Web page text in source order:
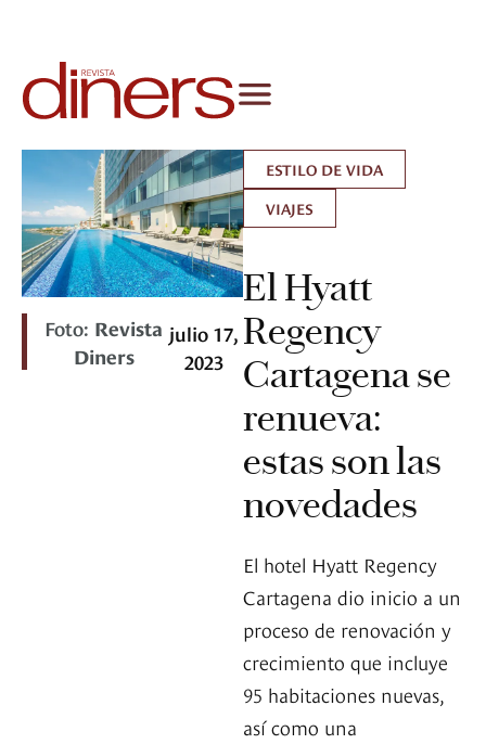
Foto: Revista
Diners
julio 17,
2023
ESTILO DE VIDA
VIAJES
El Hyatt
Regency
Cartagena se
renueva:
estas son las
novedades
El hotel Hyatt Regency
Cartagena dio inicio a un
proceso de renovación y
crecimiento que incluye
95 habitaciones nuevas,
así como una